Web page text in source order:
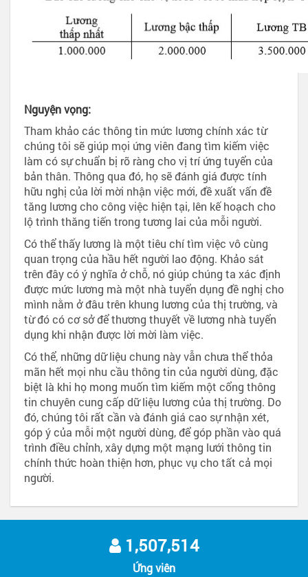
Nguyện vọng:
Tham khảo các thông tin mức lương chính xác từ
chúng tôi sẽ giúp mọi ứng viên đang tìm kiếm việc
làm có sự chuẩn bị rõ ràng cho vị trí ứng tuyển của
bản thân. Thông qua đó, họ sẽ đánh giá được tính
hữu nghị của lời mời nhận việc mới, đề xuất vấn đề
tăng lương cho công việc hiện tại, lên kế hoạch cho
lộ trình thăng tiến trong tương lai của mỗi người.
Có thể thấy lương là một tiêu chí tìm việc vô cùng
quan trọng của hầu hết người lao động. Khảo sát
trên đây có ý nghĩa ở chỗ, nó giúp chúng ta xác định
được mức lương mà một nhà tuyển dụng đề nghị cho
mình nằm ở đâu trên khung lương của thị trường, và
từ đó có cơ sở để thương thuyết về lương nhà tuyển
dụng khi nhận được lời mời làm việc.
Có thể, những dữ liệu chung này vẫn chưa thể thỏa
mãn hết mọi nhu cầu thông tin của người dùng, đặc
biệt là khi họ mong muốn tìm kiếm một cổng thông
tin chuyên cung cấp dữ liệu lương của thị trường. Do
đó, chúng tôi rất cần và đánh giá cao sự nhận xét,
góp ý của mỗi một người dùng, để góp phần vào quá
trình điều chỉnh, xây dựng một mạng lưới thông tin
chính thức hoàn thiện hơn, phục vụ cho tất cả mọi
người.
1,507,514
Ứng viên